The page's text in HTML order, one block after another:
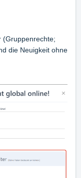
(Gruppenrechte;
die Neuigkeit ohne